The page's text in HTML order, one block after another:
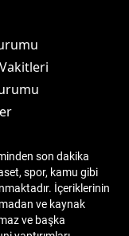
son dakika
spor, kamu gibi
İçeriklerinin
ve kaynak
ve başka